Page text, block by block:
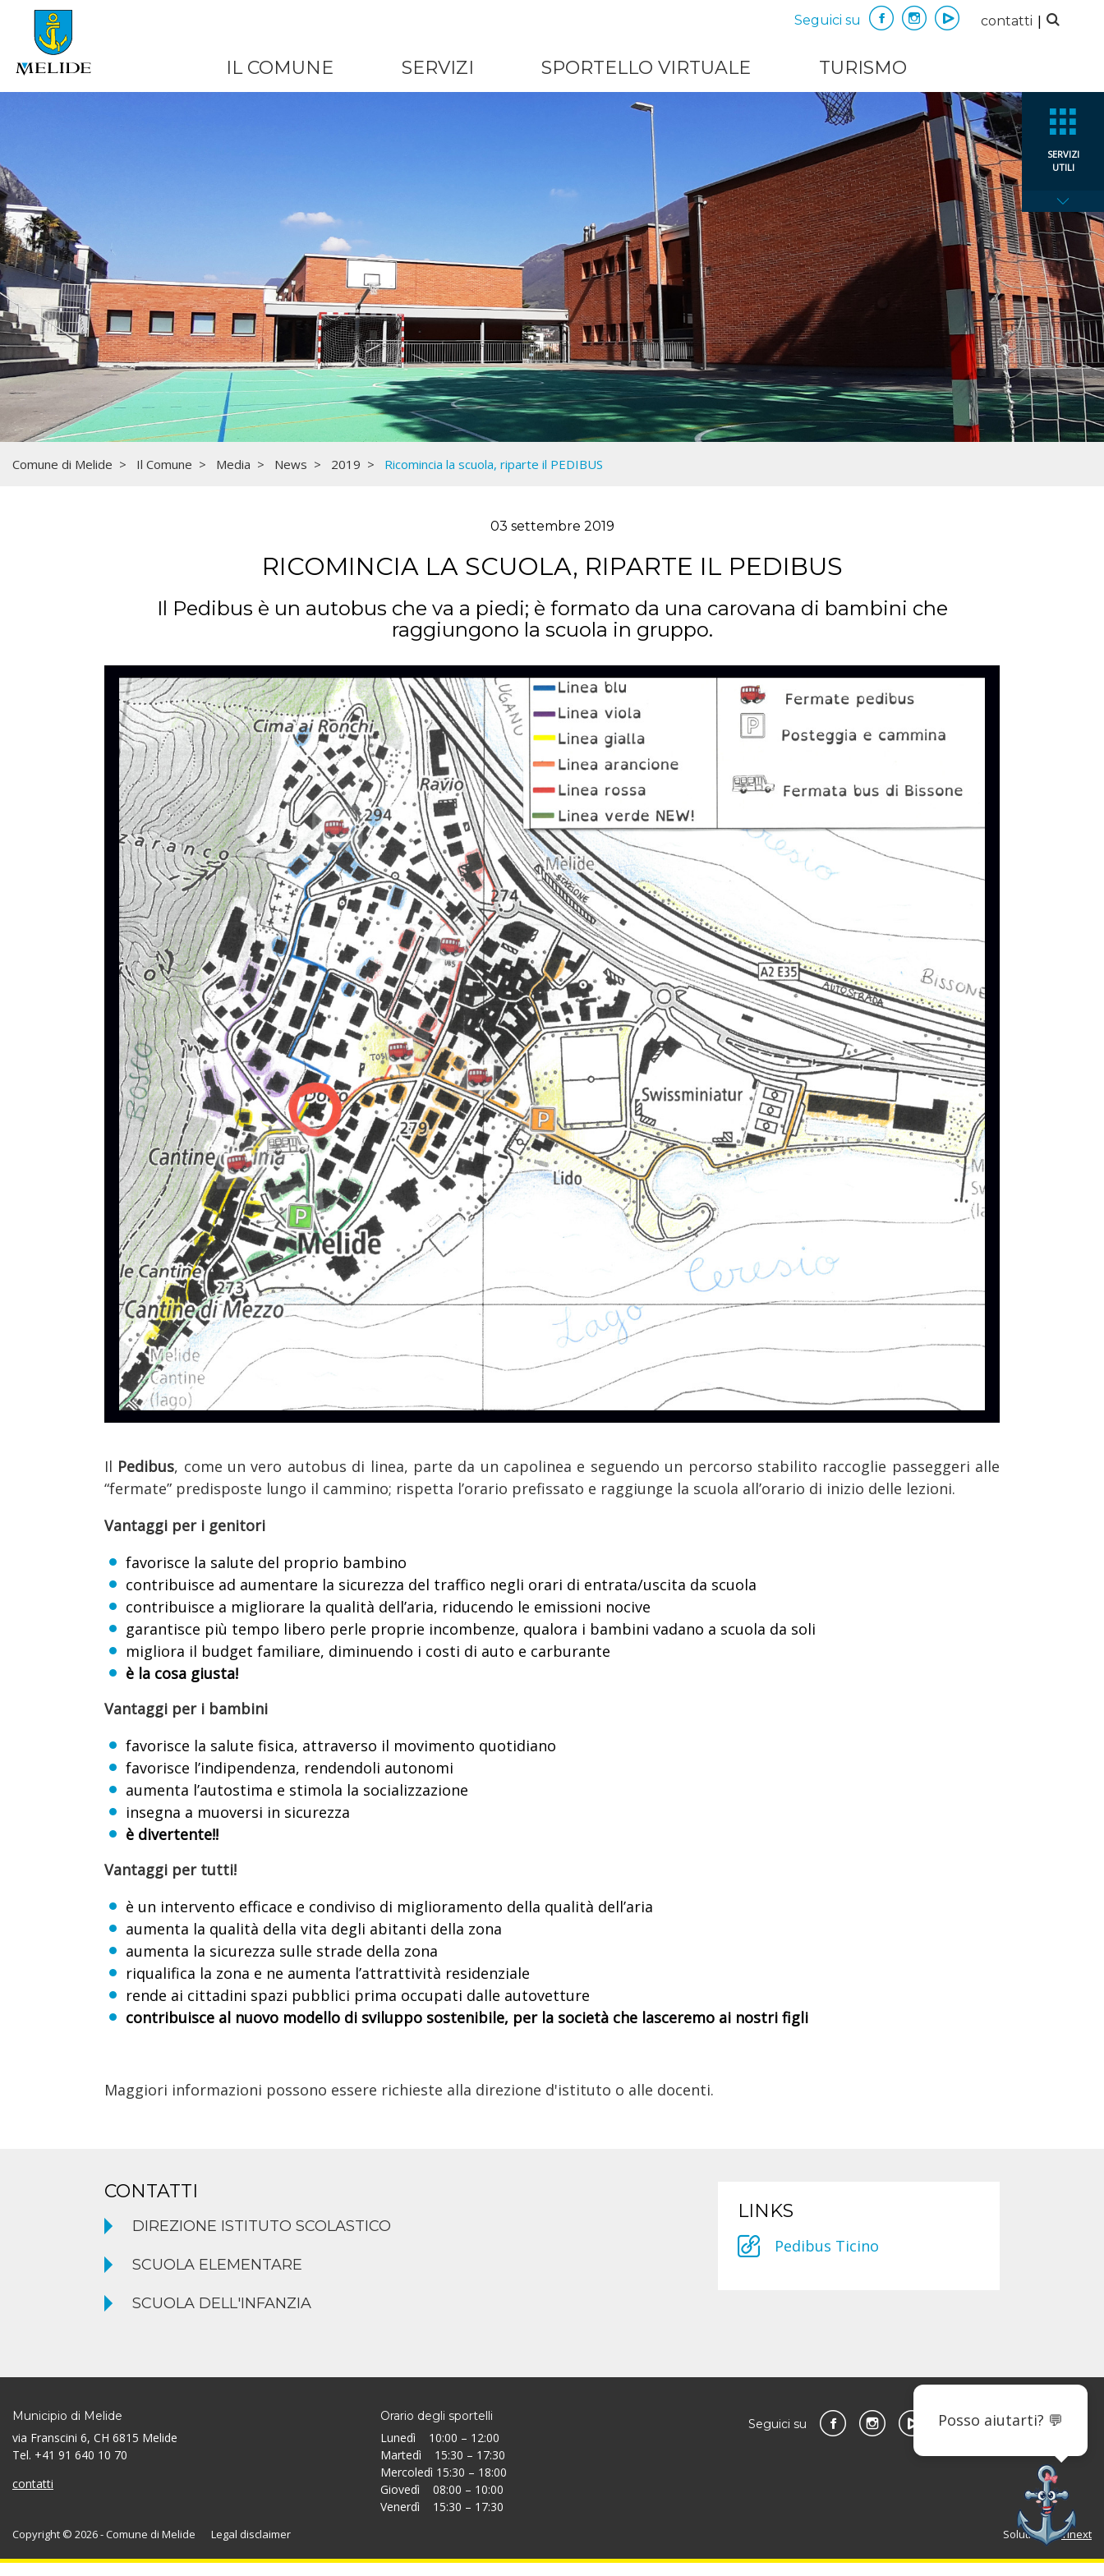
Seguici su contatti |
IL COMUNE SERVIZI SPORTELLO VIRTUALE TURISMO
SERVIZI
UTILI
Comune di Melide Il Comune Media News 2019 Ricomincia la scuola, riparte il PEDIBUS
03 settembre 2019
RICOMINCIA LA SCUOLA, RIPARTE IL PEDIBUS
Il Pedibus è un autobus che va a piedi; è formato da una carovana di bambini che
raggiungono la scuola in gruppo.
Il Pedibus, come un vero autobus di linea, parte da un capolinea e seguendo un percorso stabilito raccoglie passeggeri alle
“fermate” predisposte lungo il cammino; rispetta l’orario prefissato e raggiunge la scuola all’orario di inizio delle lezioni.
Vantaggi per i genitori
favorisce la salute del proprio bambino
contribuisce ad aumentare la sicurezza del traffico negli orari di entrata/uscita da scuola
contribuisce a migliorare la qualità dell’aria, riducendo le emissioni nocive
garantisce più tempo libero perle proprie incombenze, qualora i bambini vadano a scuola da soli
migliora il budget familiare, diminuendo i costi di auto e carburante
è la cosa giusta!
Vantaggi per i bambini
favorisce la salute fisica, attraverso il movimento quotidiano
favorisce l’indipendenza, rendendoli autonomi
aumenta l’autostima e stimola la socializzazione
insegna a muoversi in sicurezza
è divertente!!
Vantaggi per tutti!
è un intervento efficace e condiviso di miglioramento della qualità dell’aria
aumenta la qualità della vita degli abitanti della zona
aumenta la sicurezza sulle strade della zona
riqualifica la zona e ne aumenta l’attrattività residenziale
rende ai cittadini spazi pubblici prima occupati dalle autovetture
contribuisce al nuovo modello di sviluppo sostenibile, per la società che lasceremo ai nostri figli
Maggiori informazioni possono essere richieste alla direzione d'istituto o alle docenti.
CONTATTI
DIREZIONE ISTITUTO SCOLASTICO
SCUOLA ELEMENTARE
SCUOLA DELL'INFANZIA
LINKS
Pedibus Ticino
Municipio di Melide
via Franscini 6, CH 6815 Melide
Tel. +41 91 640 10 70
contatti
Orario degli sportelli
Lunedì 10:00 – 12:00
Martedì 15:30 – 17:30
Mercoledì 15:30 – 18:00
Giovedì 08:00 – 10:00
Venerdì 15:30 – 17:30
Seguici su
Copyright © 2026 - Comune di Melide Legal disclaimer Solution byTinext